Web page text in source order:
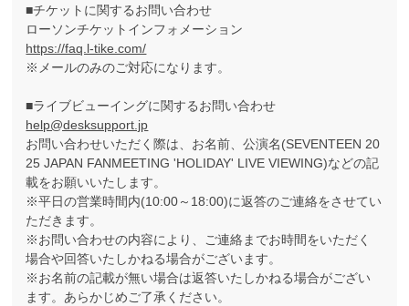
■チケットに関するお問い合わせ
ローソンチケットインフォメーション
https://faq.l-tike.com/
※メールのみのご対応になります。
■ライブビューイングに関するお問い合わせ
help@desksupport.jp
お問い合わせいただく際は、お名前、公演名(SEVENTEEN 20
25 JAPAN FANMEETING 'HOLIDAY' LIVE VIEWING)などの記
載をお願いいたします。
※平日の営業時間内(10:00～18:00)に返答のご連絡をさせてい
ただきます。
※お問い合わせの内容により、ご連絡までお時間をいただく
場合や回答いたしかねる場合がございます。
※お名前の記載が無い場合は返答いたしかねる場合がござい
ます。あらかじめご了承ください。